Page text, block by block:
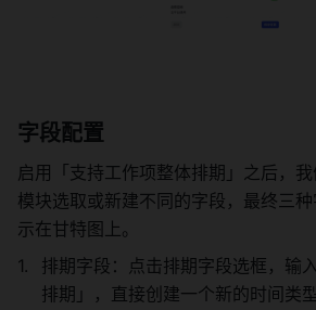
字段配置
启用「支持工作项整体排期」之后，
模块选取或新建不同的字段，最终三
示在甘特图上。
排期字段：点击排期字段选框，输
排期」，直接创建一个新的时间类